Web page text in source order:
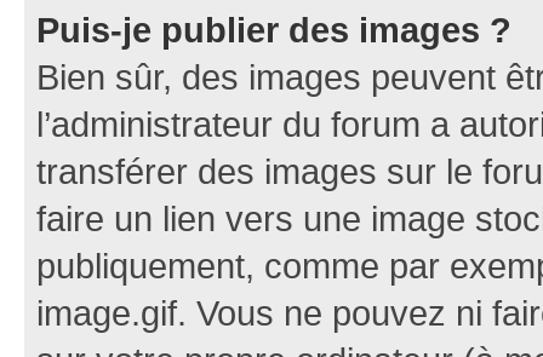
Puis-je publier des images ?
Bien sûr, des images peuvent
l’administrateur du forum a
transférer des images sur le
faire un lien vers une image
publiquement, comme par
image.gif. Vous ne pouvez ni